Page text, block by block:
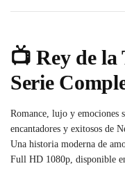
📺Rey de la
Serie
Romance, lujo y emociones
encantadores y exitosos de
Una historia moderna de
Full HD 1080p, disponible